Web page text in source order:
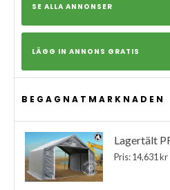
SE ALLA ANNONSER
LÄGG IN ANNONS GRATIS
BEGAGNATMARKNADEN
Lagertält
Pris: 14,631 kr